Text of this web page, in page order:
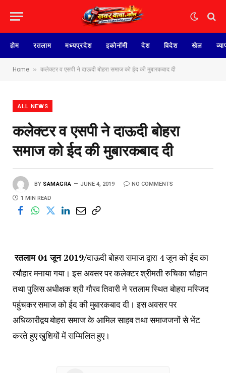
होम रतलाम मध्यप्रदेश इकोनॉमी देश विदेश खेल
Home » कलेक्टर व एसपी ने दाऊदी बोहरा समाज को ईद की मुबारकबाद दी
ALL NEWS
कलेक्टर व एसपी ने दाऊदी बोहरा
समाज को ईद की मुबारकबाद दी
BY SAMAGRA JUNE 4, 2019 NO COMMENTS
1 MIN READ
रतलाम 04जून 2019/दाऊदी बोहरा समाज द्वारा 4जून को ईद का
त्यौहार मनाया गया। इस अवसर पर कलेक्टर श्रीमती रुचिका चौहान
तथा पुलिस अधीक्षक श्री गौरव तिवारी ने रतलाम स्थित बोहरा मस्जिद
पहुंचकर समाज को ईद की मुबारकबाद दी। इस अवसर पर
अधिकारीद्वय बोहरा समाज के आमिल साहब तथा समाजजनों से भेंट
करते हुए खुशियों में सम्मिलित हुए।